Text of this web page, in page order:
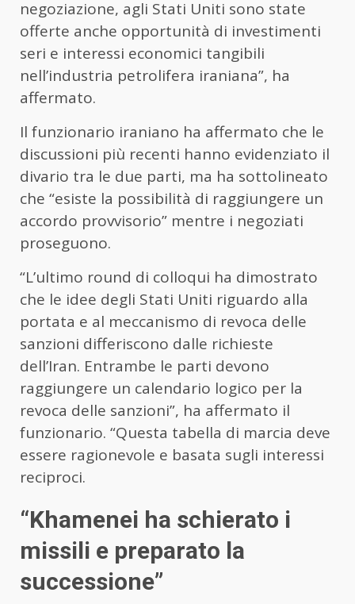
negoziazione, agli Stati Uniti sono state
offerte anche opportunità di investimenti
seri e interessi economici tangibili
nell’industria petrolifera iraniana”, ha
affermato.
Il funzionario iraniano ha affermato che le
discussioni più recenti hanno evidenziato il
divario tra le due parti, ma ha sottolineato
che “esiste la possibilità di raggiungere un
accordo provvisorio” mentre i negoziati
proseguono.
“L’ultimo round di colloqui ha dimostrato
che le idee degli Stati Uniti riguardo alla
portata e al meccanismo di revoca delle
sanzioni differiscono dalle richieste
dell’Iran. Entrambe le parti devono
raggiungere un calendario logico per la
revoca delle sanzioni”, ha affermato il
funzionario. “Questa tabella di marcia deve
essere ragionevole e basata sugli interessi
reciproci.
“Khamenei ha schierato i
missili e preparato la
successione”